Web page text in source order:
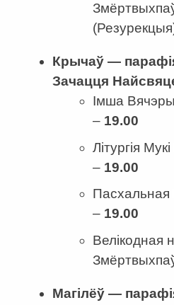
Крычаў —
Зачацця
Імша
– 19.00
Літургія
– 19.00
Пасхальная
– 19.00
Велікодная
Магілёў —